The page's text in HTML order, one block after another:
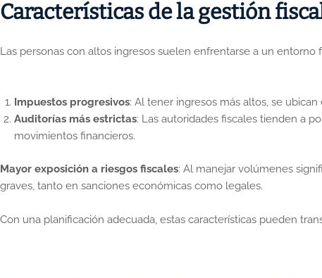
Características de la gestión
Las personas con altos ingresos suelen enfrentarse a un
Impuestos progresivos: Al tener ingresos más altos, se
Auditorías más estrictas: Las autoridades fiscales tienden a
movimientos financieros.
Mayor exposición a riesgos fiscales: Al manejar volúmenes
graves, tanto en sanciones económicas como legales.
Con una planificación adecuada, estas características pueden